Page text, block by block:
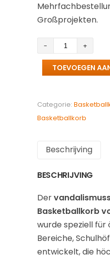
Großprojekten.
Basketballkorb
aantal
TOEVOEGEN
Categorie:
Basketballkorb
Beschrijving
BESCHRIJVING
Der
Basketballkorb
wurde speziell
Bereiche,
entwickelt, die